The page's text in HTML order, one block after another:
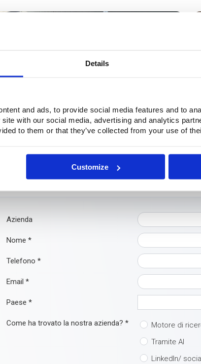
Details
and ads, to provide social media features and to
with our social media, advertising and analytics
to them or that they’ve collected from your use of
Customize
domande o volete maggiori informazioni? Non esitate
è ancora più facile: compilate direttamente il modulo di
Azienda
Nome *
Telefono *
Email *
Paese *
Come ha trovato la nostra azienda? *
Motore di
Tramite AI
LinkedIn/